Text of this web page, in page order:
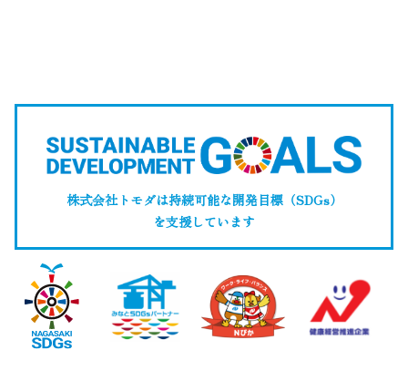
株式会社トモダは持続可能な開発目標（SDGs）
を支援しています